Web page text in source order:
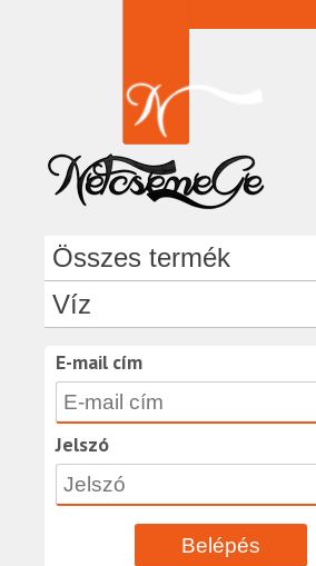
Összes termék
Víz
E-mail cím
Jelszó